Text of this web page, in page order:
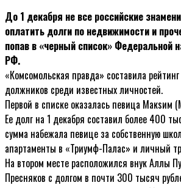
До 1 декабря не все российские
оплатить долги по недвижимости и
попав в «черный список» Федеральной
РФ.
«Комсомольская правда» составила
должников среди известных личностей.
Первой в списке оказалась певица Макsим
Ее долг на 1 декабря составил более 400
сумма набежала певице за собственную
апартаменты в «Триумф-Палас» и личный
На втором месте расположился внук Аллы
Пресняков с долгом в почти 300 тысяч